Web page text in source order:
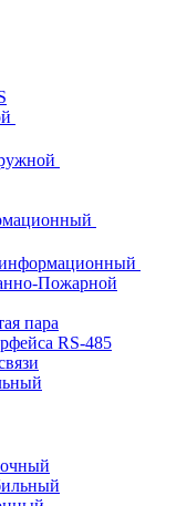
Пожарной
пара
RS-485